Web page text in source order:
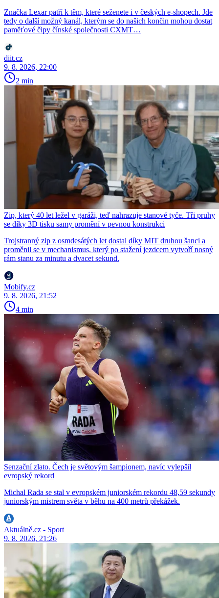
Značka Lexar patří k těm, které seženete i v českých e-shopech. Jde
tedy o další možný kanál, kterým se do našich končin mohou dostat
paměťové čipy čínské společnosti CXMT…
diit.cz
9. 8. 2026, 22:00
2 min
Zip, který 40 let ležel v garáži, teď nahrazuje stanové tyče. Tři pruhy
se díky 3D tisku samy promění v pevnou konstrukci
Trojstranný zip z osmdesátých let dostal díky MIT druhou šanci a
proměnil se v mechanismus, který po stažení jezdcem vytvoří nosný
rám stanu za minutu a dvacet sekund.
Mobify.cz
9. 8. 2026, 21:52
4 min
Senzační zlato. Čech je světovým šampionem, navíc vylepšil
evropský rekord
Michal Rada se stal v evropském juniorském rekordu 48,59 sekundy
juniorským mistrem světa v běhu na 400 metrů překážek.
Aktuálně.cz - Sport
9. 8. 2026, 21:26